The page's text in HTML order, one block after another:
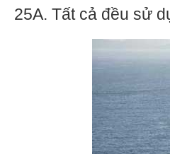
25A. Tất cả đều sử